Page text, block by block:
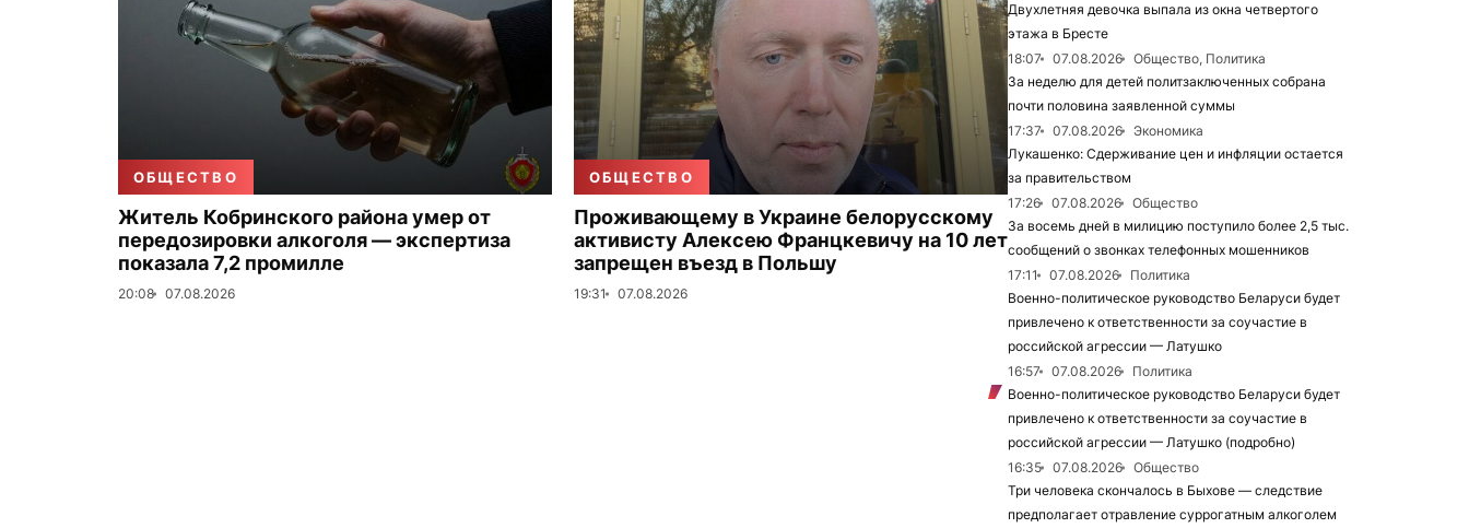
ОБЩЕСТВО
Житель Кобринского района умер от
передозировки алкоголя — экспертиза
показала 7,2 промилле
20:08 07.08.2026
ОБЩЕСТВО
Проживающему в Украине белорусскому
активисту Алексею Францкевичу на 10 лет
запрещен въезд в Польшу
19:31 07.08.2026
Двухлетняя девочка выпала из окна четвертого
этажа в Бресте
18:07
07.08.2026
Общество, Политика
За неделю для детей политзаключенных собрана
почти половина заявленной суммы
17:37
07.08.2026
Экономика
Лукашенко: Сдерживание цен и инфляции остается
за правительством
17:26
07.08.2026
Общество
За восемь дней в милицию поступило более 2,5 тыс.
сообщений о звонках телефонных мошенников
17:11
07.08.2026
Политика
Военно-политическое руководство Беларуси будет
привлечено к ответственности за соучастие в
российской агрессии — Латушко
16:57
07.08.2026
Политика
Военно-политическое руководство Беларуси будет
привлечено к ответственности за соучастие в
российской агрессии — Латушко (подробно)
16:35
07.08.2026
Общество
Три человека скончалось в Быхове — следствие
предполагает отравление суррогатным алкоголем